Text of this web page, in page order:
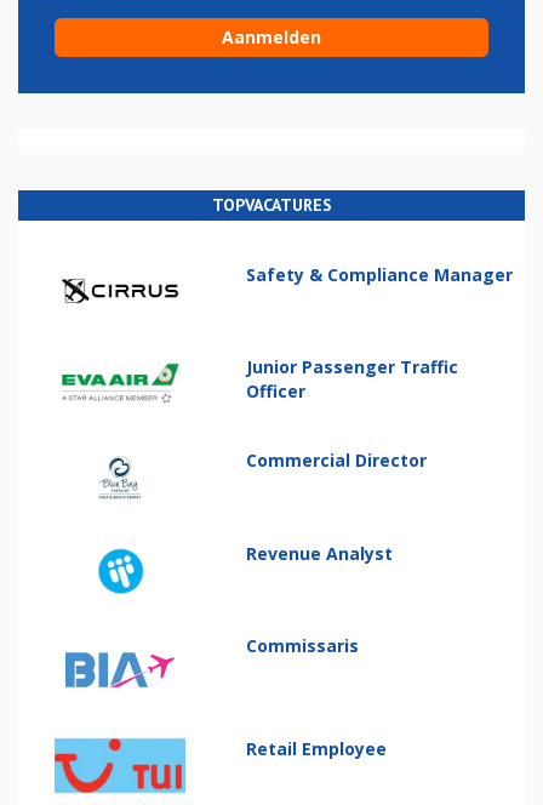
TOPVACATURES
Safety & Compliance Manager
Junior Passenger Traffic
Officer
Commercial Director
Revenue Analyst
Commissaris
Retail Employee